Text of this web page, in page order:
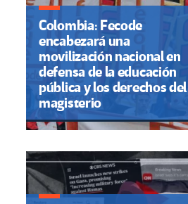
Colombia: Fecode
encabezará una
movilización nacional en
defensa de la educación
pública y los derechos del
magisterio